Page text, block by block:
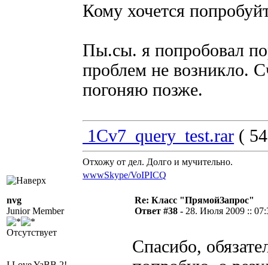
Кому хочется
Пы.сы. я попробовал
проблем не возникло.
погоняю позже.
1Cv7_query_test.rar (
Отхожу от дел. Долго и мучительно.
wwwSkype/VoIPICQ
nvg
Junior Member
Отсутствует
Re: Класс "ПрямойЗапрос"
Ответ #38 - 28. Июля 2009 ::
Спасибо,